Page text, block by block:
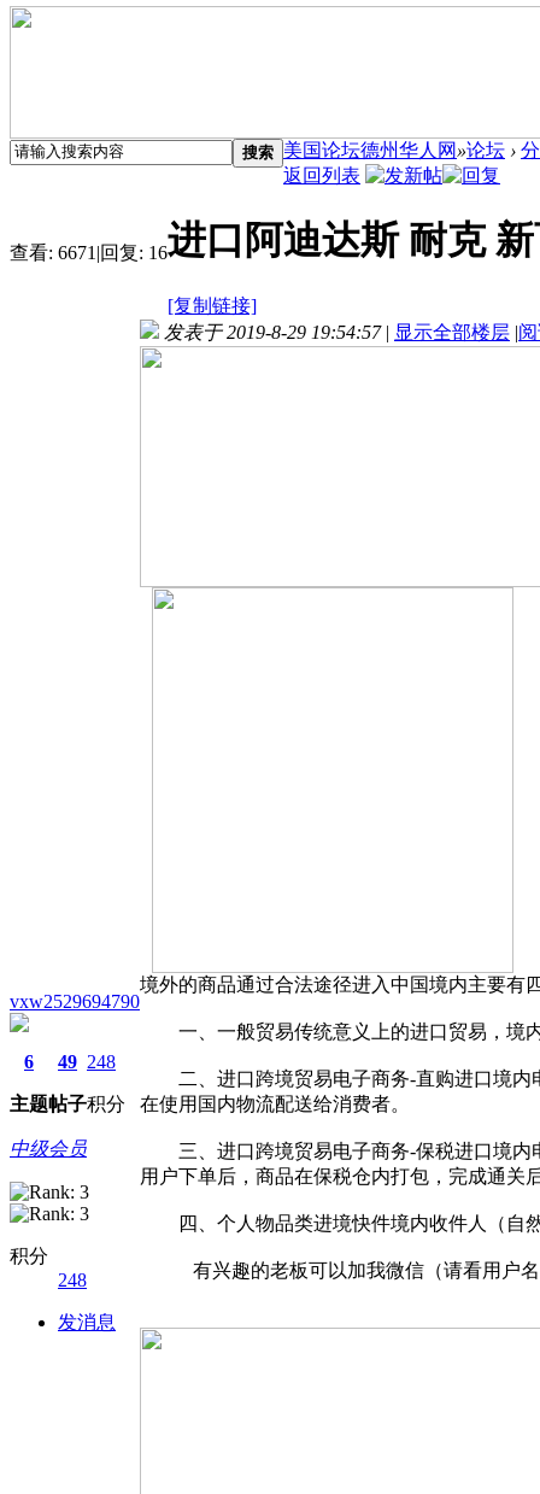
搜索 美国论坛德州华人网 »论坛 ›
返回列表
查看: 6671 |回复: 16进口阿迪达斯 耐克
[复制链接]
vxw2529694790
6
主题
49
帖子
248
积分
中级会员
积分
248
发消息
发表于 2019-8-29 19:54:57 | 显示全部楼层 |
境外的商品通过合法途径进入中国境内主要有
一、一般贸易传统意义上的进口贸易，境内
二、进口跨境贸易电子商务-直购进口境内
在使用国内物流配送给消费者。
三、进口跨境贸易电子商务-保税进口境内
用户下单后，商品在保税仓内打包，完成通关
四、个人物品类进境快件境内收件人（自
有兴趣的老板可以加我微信（请看用户名